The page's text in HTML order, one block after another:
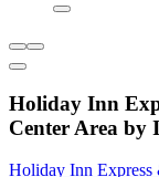
Holiday Inn
Center Area by
Holiday Inn Express